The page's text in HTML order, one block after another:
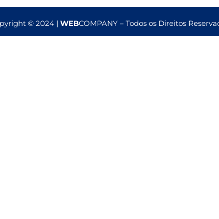
© 2024 | WEBCOMPANY – Todos os Direitos